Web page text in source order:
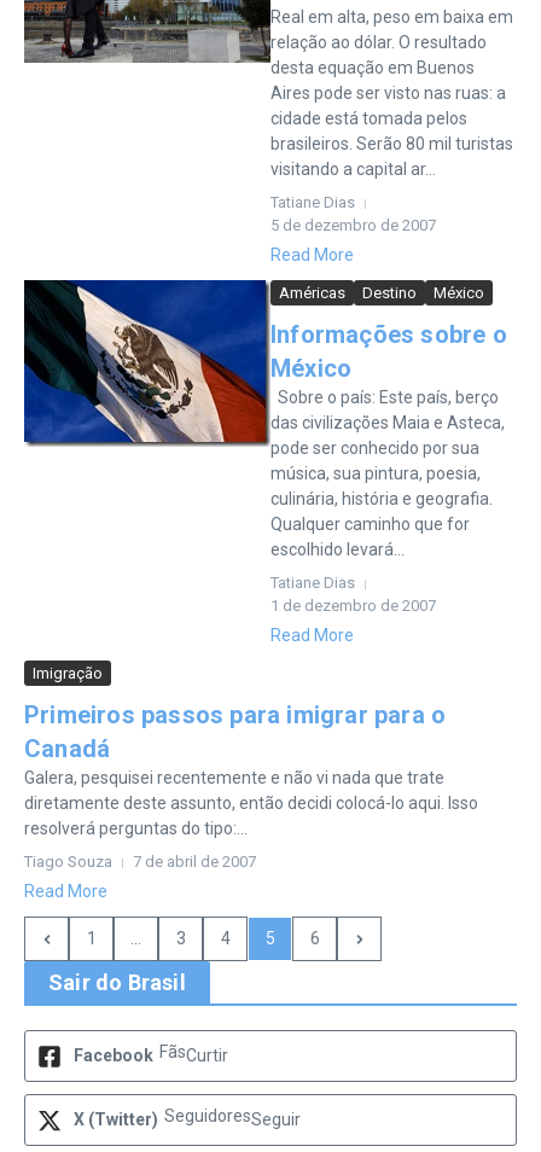
Real em alta, peso em baixa em
relação ao dólar. O resultado
desta equação em Buenos
Aires pode ser visto nas ruas: a
cidade está tomada pelos
brasileiros. Serão 80 mil turistas
visitando a capital ar...
Tatiane Dias
5 de dezembro de 2007
Read More
Américas Destino México
Informações sobre o
México
Sobre o país: Este país, berço
das civilizações Maia e Asteca,
pode ser conhecido por sua
música, sua pintura, poesia,
culinária, história e geografia.
Qualquer caminho que for
escolhido levará...
Tatiane Dias
1 de dezembro de 2007
Read More
Imigração
Primeiros passos para imigrar para o
Canadá
Galera, pesquisei recentemente e não vi nada que trate
diretamente deste assunto, então decidi colocá-lo aqui. Isso
resolverá perguntas do tipo:...
Tiago Souza 7 de abril de 2007
Read More
1 3 4 5 6
Sair do Brasil
Facebook FãsCurtir
X (Twitter) SeguidoresSeguir